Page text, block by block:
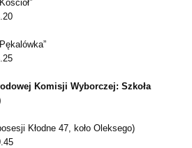
Komisji Wyborczej: Szkoła
Kłodne 47, koło Oleksego)